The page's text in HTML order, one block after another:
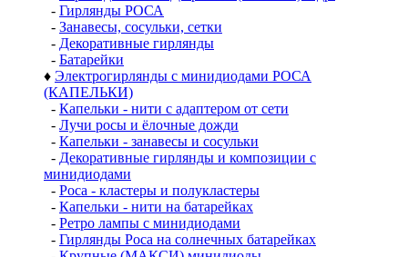
- Гирлянды РОСА
- Занавесы, сосульки, сетки
- Декоративные гирлянды
- Батарейки
♦ Электрогирлянды с минидиодами РОСА
(КАПЕЛЬКИ)
- Капельки - нити с адаптером от сети
- Лучи росы и ёлочные дожди
- Капельки - занавесы и сосульки
- Декоративные гирлянды и композиции с
минидиодами
- Роса - кластеры и полукластеры
- Капельки - нити на батарейках
- Ретро лампы с минидиодами
- Гирлянды Роса на солнечных батарейках